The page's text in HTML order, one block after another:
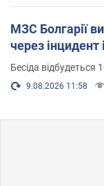
МЗС Болгарії
через
Бесіда відбудеться
9.08.2026 11:58